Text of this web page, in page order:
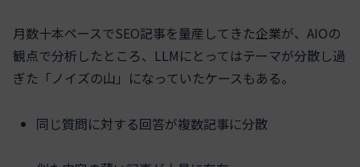
月数十本ペースでSEO記事を量産してきた企業が、AIOの
観点で分析したところ、LLMにとってはテーマが分散し過
ぎた「ノイズの山」になっていたケースもある。
同じ質問に対する回答が複数記事に分散